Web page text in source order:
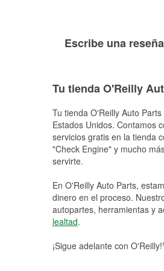
Escribe una reseña
Tu tienda O'Reilly
Tu tienda O'Reilly Auto Parts
Estados Unidos. Contamos
servicios gratis en la tienda
"Check Engine" y mucho
servirte.
En O'Reilly Auto Parts,
dinero en el proceso.
autopartes, herramientas y
lealtad.
¡Sigue adelante con O'Reilly!